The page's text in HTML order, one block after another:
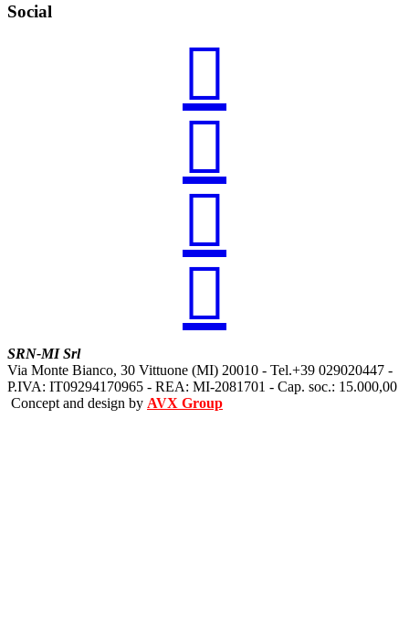
Social




SRN-MI Srl
Via Monte Bianco, 30 Vittuone (MI) 20010 - Tel.+39 029020447 -
P.IVA: IT09294170965 - REA: MI-2081701 - Cap. soc.: 15.000,00
Concept and design by AVX Group